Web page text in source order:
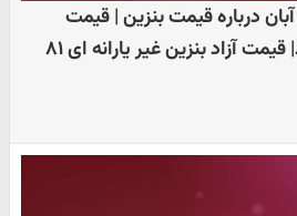
خبر داغ چهارشنبه ۲۳ آبان درباره قیمت بنزین | قیمت
بنزین ۳ نرخی می شود| قیمت آزاد بنزین غیر یارانه ای ۸۱